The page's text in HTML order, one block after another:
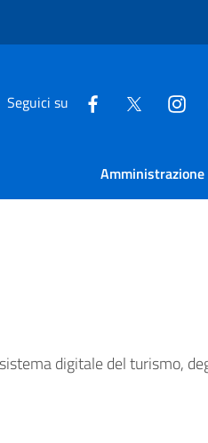
Seguici su
digitale del turismo,